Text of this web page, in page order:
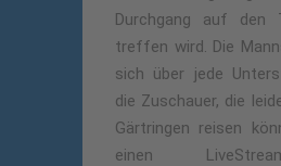
Durchgang auf den
treffen wird. Die
sich über jede
die Zuschauer, die
Gärtringen reisen
einen